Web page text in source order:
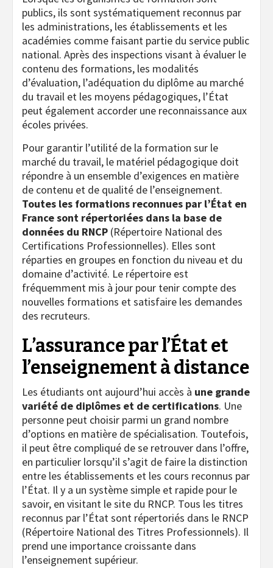
publics, ils sont systématiquement reconnus par
les administrations, les établissements et les
académies comme faisant partie du service public
national. Après des inspections visant à évaluer le
contenu des formations, les modalités
d’évaluation, l’adéquation du diplôme au marché
du travail et les moyens pédagogiques, l’État
peut également accorder une reconnaissance aux
écoles privées.
Pour garantir l’utilité de la formation sur le
marché du travail, le matériel pédagogique doit
répondre à un ensemble d’exigences en matière
de contenu et de qualité de l’enseignement.
Toutes les formations reconnues par l’État en
France sont répertoriées dans la base de
données du RNCP (Répertoire National des
Certifications Professionnelles). Elles sont
réparties en groupes en fonction du niveau et du
domaine d’activité. Le répertoire est
fréquemment mis à jour pour tenir compte des
nouvelles formations et satisfaire les demandes
des recruteurs.
L’assurance par l’État et
l’enseignement à distance
Les étudiants ont aujourd’hui accès à une grande
variété de diplômes et de certifications. Une
personne peut choisir parmi un grand nombre
d’options en matière de spécialisation. Toutefois,
il peut être compliqué de se retrouver dans l’offre,
en particulier lorsqu’il s’agit de faire la distinction
entre les établissements et les cours reconnus par
l’État. Il y a un système simple et rapide pour le
savoir, en visitant le site du RNCP. Tous les titres
reconnus par l’État sont répertoriés dans le RNCP
(Répertoire National des Titres Professionnels). Il
prend une importance croissante dans
l’enseignement supérieur.